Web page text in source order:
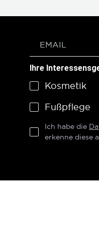
Ihre
Kosmetik
Fußpflege
Ich habe die
erkenne diese